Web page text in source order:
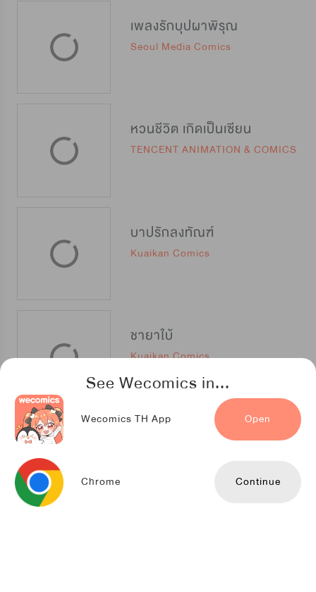
See Wecomics in...
Wecomics TH App Open
Chrome Continue
เพลงรักบุปผาพิรุณ
Seoul Media Comics
หวนชีวิต เกิดเป็นเซียน
TENCENT ANIMATION & COMICS
บาปรักลงทัณฑ์
Kuaikan Comics
ชายาใบ้
Kuaikan Comics
เชื่องรักองครักษ์เงา